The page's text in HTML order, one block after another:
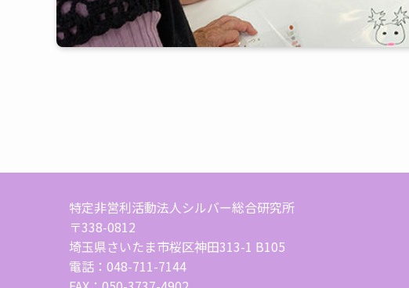
特定非営利活動法人シルバー総合研究所
〒338-0812
埼玉県さいたま市桜区神田313-1 B105
電話：048-711-7144